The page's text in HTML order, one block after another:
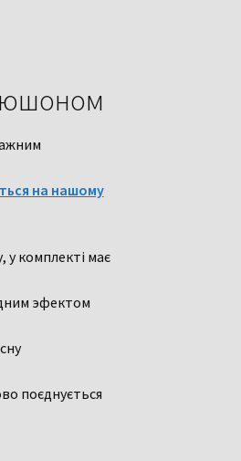
на нашому
у комплекті має
эфектом
поєднується